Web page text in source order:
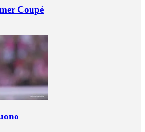
Coupé